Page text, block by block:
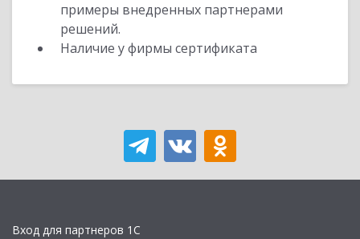
примеры внедренных партнерами
решений.
Наличие у фирмы сертификата
Вход для партнеров 1С